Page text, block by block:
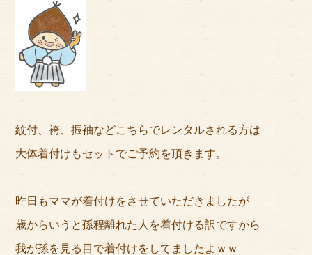
サイトマップ
紋付、袴、振袖などこちらでレンタルされる方は
大体着付けもセットでご予約を頂きます。
昨日もママが着付けをさせていただきましたが
歳からいうと孫程離れた人を着付ける訳ですから
我が孫を見る目で着付けをしてましたよｗｗ